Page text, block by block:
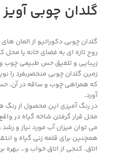
گلدان چوبی آویز 3 خونه
گلدان چوبی دکوراتیو از المان
روح تازه ای به فضای خانه یا
زیبایی و تلفیق حس طبیعی چوب و
زمین گلدان چوبی منحصربفرد را
که همراهی چوب و ساقه در آن،
آورد.
در رنگ آمیزی این محصول از رنگ
محل قرار گرفتن شاخه گیاه در
می توان میزان آب مورد نیاز و
همچنین برای قلمه زنی گیاه و
اتاق، کنجی از اتاق خواب و… بهره